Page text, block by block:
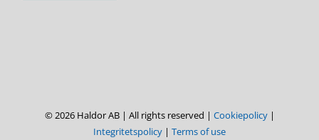
© 2026 Haldor AB | All rights reserved | Cookiepolicy|
Integritetspolicy | Terms of use